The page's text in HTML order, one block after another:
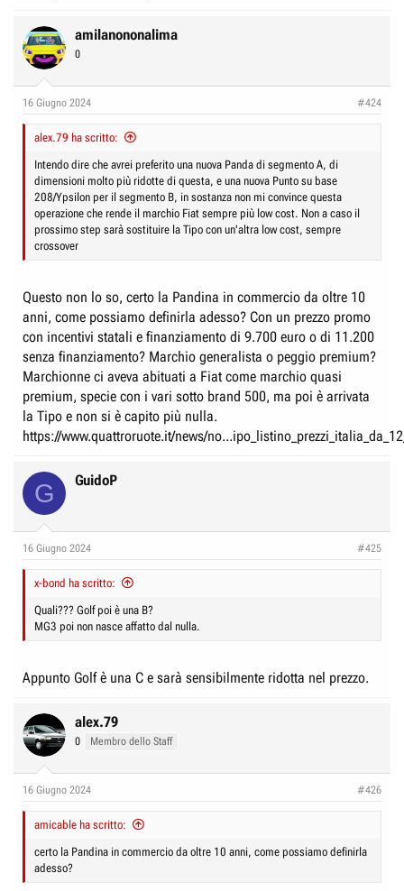
amilanononalima
0
16 Giugno 2024 #424
alex.79 ha scritto:
Intendo dire che avrei preferito una nuova Panda di segmento A, di
dimensioni molto più ridotte di questa, e una nuova Punto su base
208/Ypsilon per il segmento B, in sostanza non mi convince questa
operazione che rende il marchio Fiat sempre più low cost. Non a caso il
prossimo step sarà sostituire la Tipo con un'altra low cost, sempre
crossover
Questo non lo so, certo la Pandina in commercio da oltre 10
anni, come possiamo definirla adesso? Con un prezzo promo
con incentivi statali e finanziamento di 9.700 euro o di 11.200
senza finanziamento? Marchio generalista o peggio premium?
Marchionne ci aveva abituati a Fiat come marchio quasi
premium, specie con i vari sotto brand 500, ma poi è arrivata
la Tipo e non si è capito più nulla.
https://www.quattroruote.it/news/
G GuidoP
16 Giugno 2024 #425
x-bond ha scritto:
Quali??? Golf poi è una B?
MG3 poi non nasce affatto dal nulla.
Appunto Golf è una C e sarà sensibilmente ridotta nel prezzo.
alex.79
0 Membro dello Staff
16 Giugno 2024 #426
amicable ha scritto:
certo la Pandina in commercio da oltre 10 anni, come possiamo definirla
adesso?